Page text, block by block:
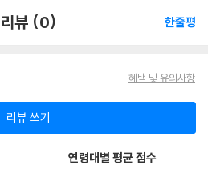
리뷰 (0) 한줄평
혜택 및 유의사항
리뷰 쓰기
연령대별 평균 점수